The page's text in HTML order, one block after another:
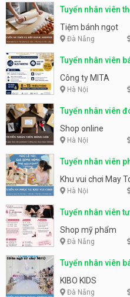
Tuyển nhân viên
Tiệm bánh ngọt
Đà Nẵng
Tuyển nhân viên
parttime, fulltime
Công ty MITA
Hà Nội
Tuyển nhân viên
Shop online
Hà Nội
Tuyển nhân viên
động
Khu vui chơi May
Hà Nội
Tuyển nhân viên
Shop mỹ phẩm
Đà Nẵng
Tuyển nhân viên
KIBO KIDS
Đà Nẵng